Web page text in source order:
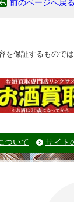
前のページへ戻る
保証するものでは
ついて サイト